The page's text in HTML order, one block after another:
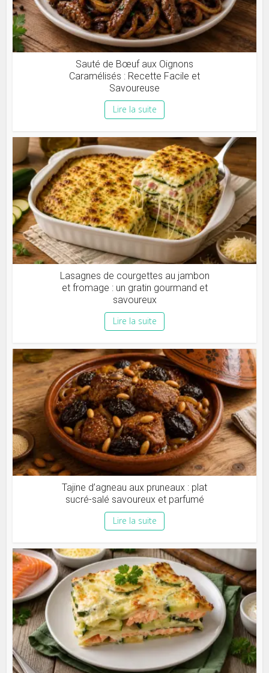
Sauté de Bœuf aux Oignons
Caramélisés : Recette Facile et
Savoureuse
Lire la suite
Lasagnes de courgettes au jambon
et fromage : un gratin gourmand et
savoureux
Lire la suite
Tajine d’agneau aux pruneaux : plat
sucré-salé savoureux et parfumé
Lire la suite